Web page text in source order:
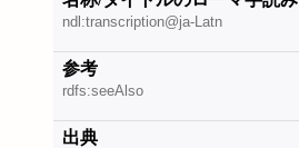
ndl:transcription@ja-Latn
参考
rdfs:seeAlso
出典